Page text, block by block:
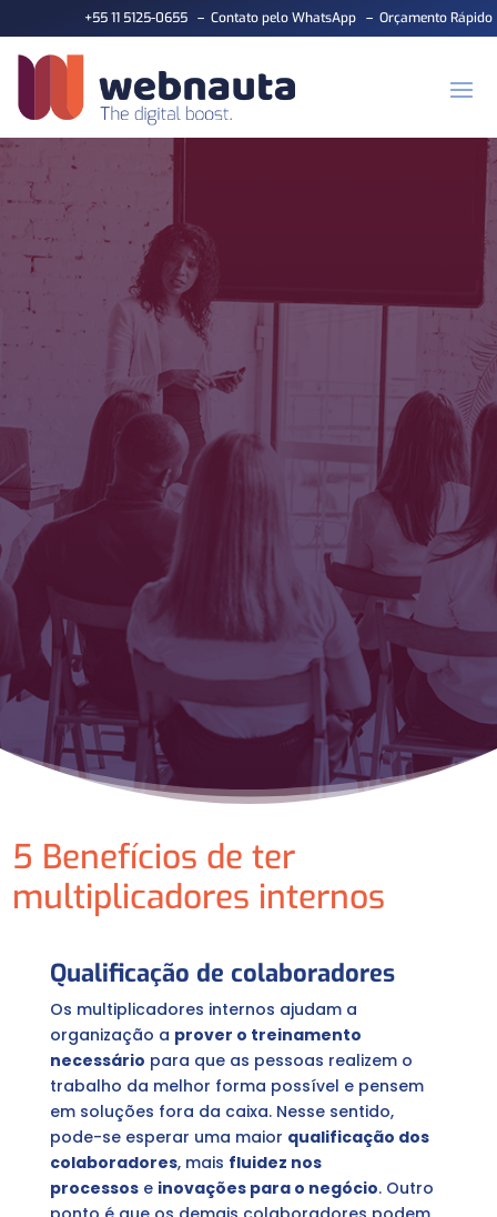
+55 11 5125-0655– Contato pelo WhatsApp– Orçamento Rápido
5 Benefícios de ter
multiplicadores internos
Qualificação de colaboradores
Os multiplicadores internos ajudam a
organização a prover o treinamento
necessário para que as pessoas realizem o
trabalho da melhor forma possível e pensem
em soluções fora da caixa. Nesse sentido,
pode-se esperar uma maior qualificação dos
colaboradores, mais fluidez nos
processose inovações para o negócio. Outro